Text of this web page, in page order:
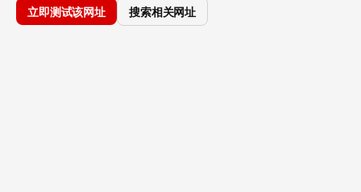
立即测试该网址 搜索相关网址